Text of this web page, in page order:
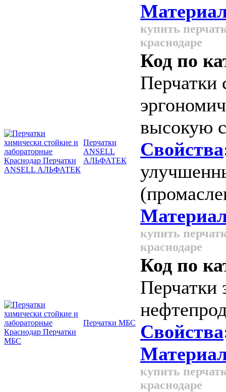
купить
краснодаре
Перчатки
ANSELL
АЛЬФАТЕК
Код по
Перчатки
высокую
Свойства
купить
краснодаре
Перчатки МБС
Код по
Перчатки
Свойства
купить
краснодаре